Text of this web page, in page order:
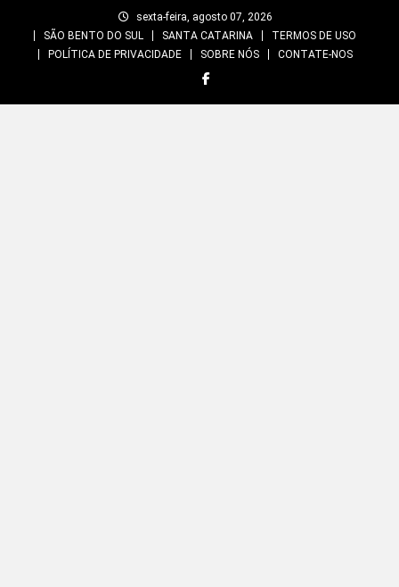
sexta-feira, agosto 07, 2026
SÃO BENTO DO SUL
SANTA CATARINA
TERMOS DE USO
POLÍTICA DE PRIVACIDADE
SOBRE NÓS CONTATE-NOS